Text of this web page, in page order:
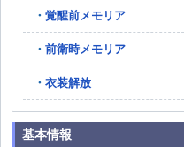
覚醒前メモリア
前衛時メモリア
衣装解放
基本情報